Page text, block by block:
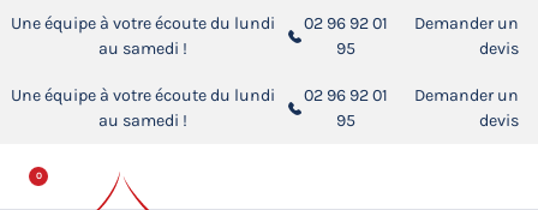
Une équipe à votre écoute du lundi
au samedi !
02 96 92 01
95
Demander un
devis
Une équipe à votre écoute du lundi
au samedi !
02 96 92 01
95
Demander un
devis
0